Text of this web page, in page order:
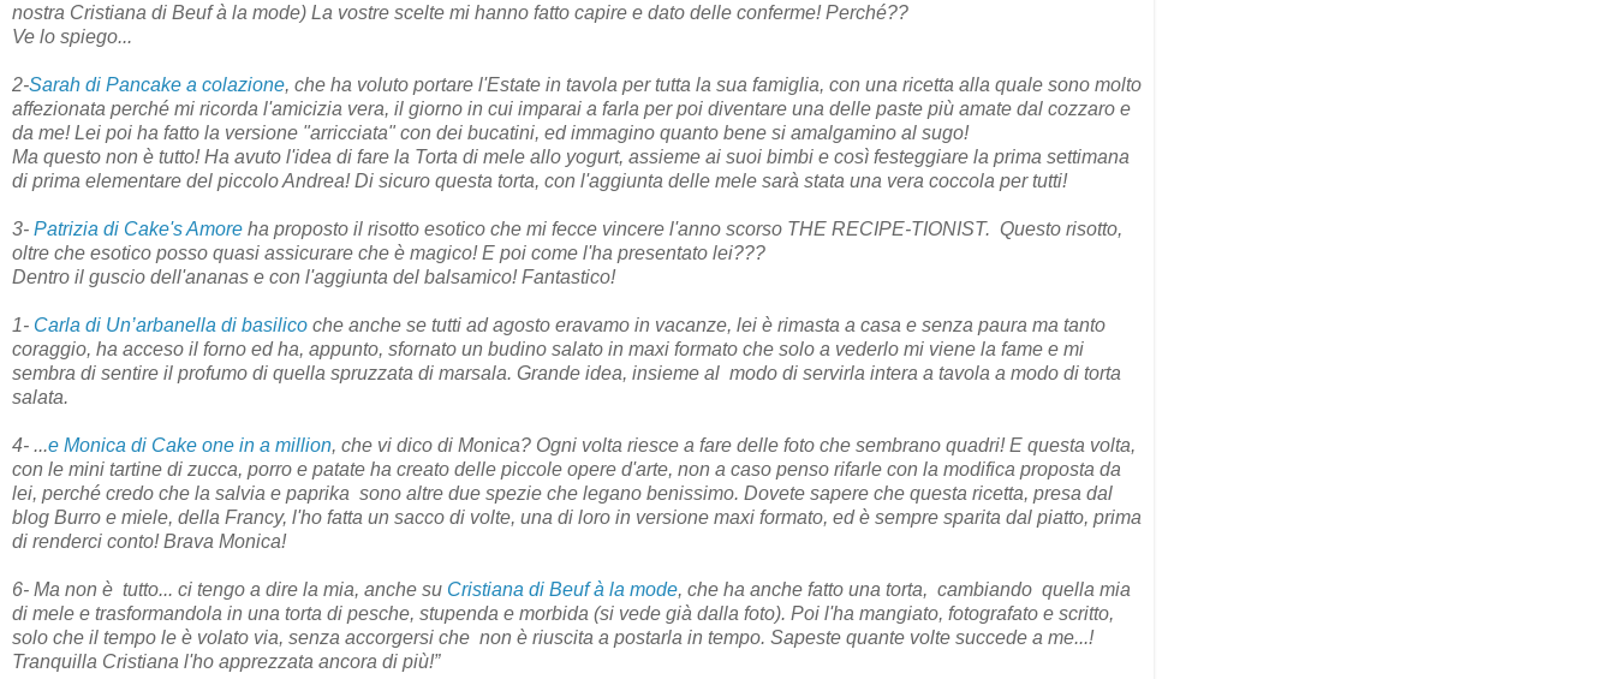
nostra Cristiana di Beuf à la mode) La vostre scelte mi hanno fatto capire e dato delle conferme! Perché??
Ve lo spiego...
2-Sarah di Pancake a colazione, che ha voluto portare l'Estate in tavola per tutta la sua famiglia, con una ricetta alla quale sono molto
affezionata perché mi ricorda l'amicizia vera, il giorno in cui imparai a farla per poi diventare una delle paste più amate dal cozzaro e
da me! Lei poi ha fatto la versione "arricciata" con dei bucatini, ed immagino quanto bene si amalgamino al sugo!
Ma questo non è tutto! Ha avuto l'idea di fare la Torta di mele allo yogurt, assieme ai suoi bimbi e così festeggiare la prima settimana
di prima elementare del piccolo Andrea! Di sicuro questa torta, con l'aggiunta delle mele sarà stata una vera coccola per tutti!
3- Patrizia di Cake's Amore ha proposto il risotto esotico che mi fecce vincere l'anno scorso THE RECIPE-TIONIST. Questo risotto,
oltre che esotico posso quasi assicurare che è magico! E poi come l'ha presentato lei???
Dentro il guscio dell'ananas e con l'aggiunta del balsamico! Fantastico!
1- Carla di Un’arbanella di basilico che anche se tutti ad agosto eravamo in vacanze, lei è rimasta a casa e senza paura ma tanto
coraggio, ha acceso il forno ed ha, appunto, sfornato un budino salato in maxi formato che solo a vederlo mi viene la fame e mi
sembra di sentire il profumo di quella spruzzata di marsala. Grande idea, insieme al modo di servirla intera a tavola a modo di torta
salata.
4- ...e Monica di Cake one in a million, che vi dico di Monica? Ogni volta riesce a fare delle foto che sembrano quadri! E questa volta,
con le mini tartine di zucca, porro e patate ha creato delle piccole opere d'arte, non a caso penso rifarle con la modifica proposta da
lei, perché credo che la salvia e paprika sono altre due spezie che legano benissimo. Dovete sapere che questa ricetta, presa dal
blog Burro e miele, della Francy, l'ho fatta un sacco di volte, una di loro in versione maxi formato, ed è sempre sparita dal piatto, prima
di renderci conto! Brava Monica!
6- Ma non è tutto... ci tengo a dire la mia, anche su Cristiana di Beuf à la mode, che ha anche fatto una torta, cambiando quella mia
di mele e trasformandola in una torta di pesche, stupenda e morbida (si vede già dalla foto). Poi l'ha mangiato, fotografato e scritto,
solo che il tempo le è volato via, senza accorgersi che non è riuscita a postarla in tempo. Sapeste quante volte succede a me...!
Tranquilla Cristiana l'ho apprezzata ancora di più!”